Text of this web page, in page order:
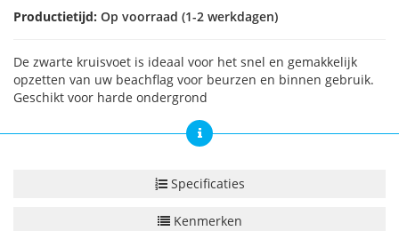
Productietijd: Op voorraad (1-2 werkdagen)
De zwarte kruisvoet is ideaal voor het snel en gemakkelijk
opzetten van uw beachflag voor beurzen en binnen gebruik.
Geschikt voor harde ondergrond
Specificaties
Kenmerken